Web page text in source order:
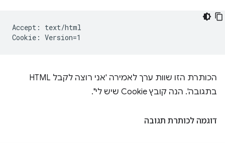
Accept: text/html
הכותרת הזו שוות ערך לאמירה 'אני רוצה לקבל HTML
בתגובה'. הנה קובץ Cookie שיש לי".
דוגמה לכותרת תגובה